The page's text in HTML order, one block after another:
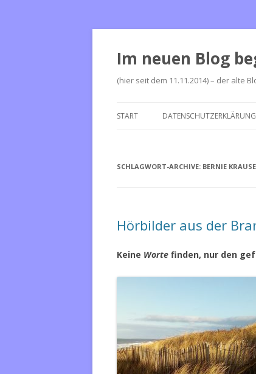
Im neuen Blog
(hier seit dem 11.11.2014) – der alte
START DATENSCHUTZERKLÄRUNG
SCHLAGWORT-ARCHIVE: BERNIE KRAUSE
Hörbilder aus der
Keine Worte finden, nur den